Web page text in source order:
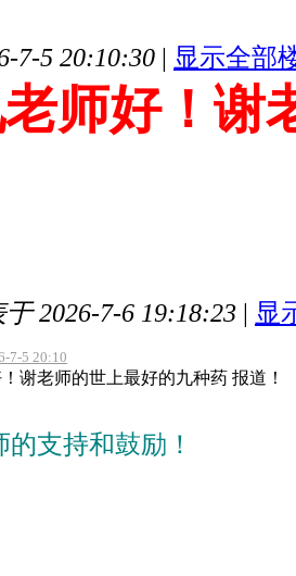
7-5 20:10:30 | 显示全部
师好！谢
2026-7-6 19:18:23 | 显
7-5 20:10
谢老师的世上最好的九种药 报道！
支持和鼓励！